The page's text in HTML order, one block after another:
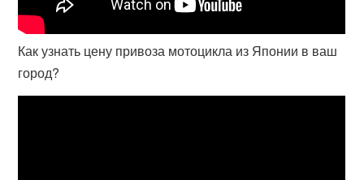
Как узнать цену привоза мотоцикла из Японии в ваш
город?